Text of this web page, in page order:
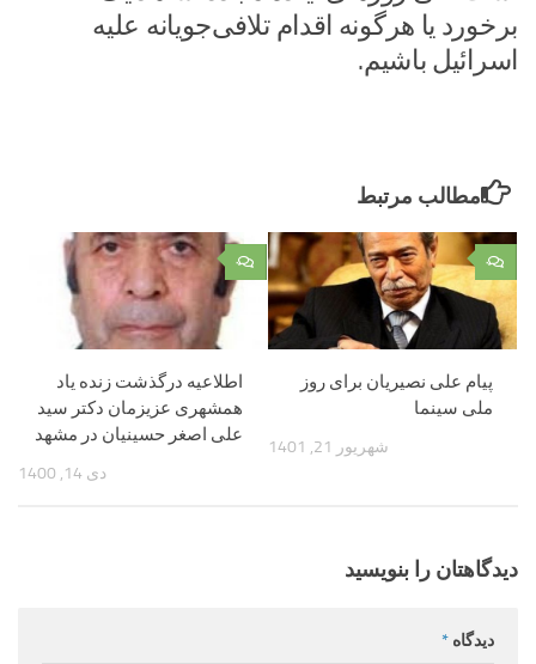
برخورد یا هرگونه اقدام تلافی‌جویانه علیه
اسرائیل باشیم.
مطالب مرتبط
۰
اطلاعیه درگذشت زنده یاد
همشهری عزیزمان دکتر سید
علی اصغر حسینیان در مشهد
دی 14, 1400
۰
پیام علی نصیریان برای روز
ملی سینما
شهریور 21, 1401
دیدگاهتان را بنویسید
دیدگاه *